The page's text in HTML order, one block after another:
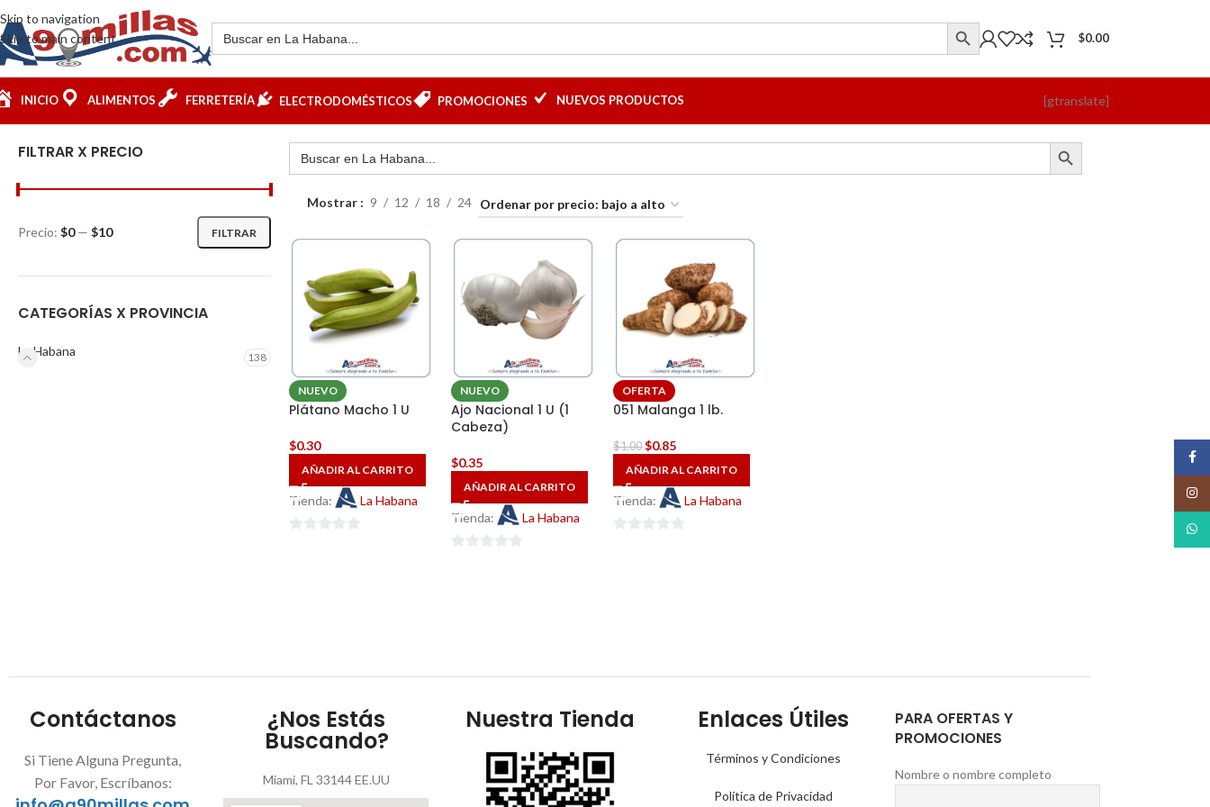
Skip to navigation
Skip to main content
$0.00
INICIO ALIMENTOS FERRETERÍA ELECTRODOMÉSTICOS PROMOCIONES NUEVOS PRODUCTOS [gtranslate]
FILTRAR X PRECIO
FILTRAR
Precio: $0— $10
CATEGORÍAS X PROVINCIA
La Habana 138
Mostrar 9 12 18 24
NUEVO
Plátano Macho 1 U
$0.30
AÑADIR AL CARRITO
Tienda: La Habana
NUEVO
Ajo Nacional 1 U (1
Cabeza)
$0.35
AÑADIR AL CARRITO
Tienda: La Habana
OFERTA
051 Malanga 1 lb.
$1.00 $0.85
AÑADIR AL CARRITO
Tienda: La Habana
Contáctanos
Si Tiene Alguna Pregunta,
Por Favor, Escríbanos:
¿Nos Estás
Buscando?
Miami, FL 33144 EE.UU
Nuestra Tienda Enlaces Útiles
Términos y Condiciones
Política de Privacidad
PARA OFERTAS Y
PROMOCIONES
Nombre o nombre completo